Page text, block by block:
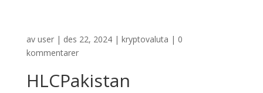
av user| des 22, 2024| kryptovaluta | 0
kommentarer
HLCPakistan